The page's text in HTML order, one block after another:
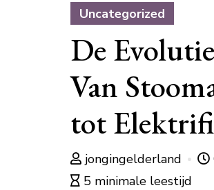
Uncategorized
De
Van
tot
jongingelderland
5 minimale leestijd